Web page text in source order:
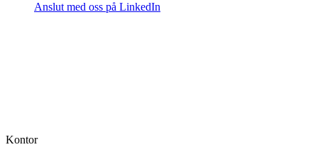
Anslut med oss på LinkedIn
Kontor